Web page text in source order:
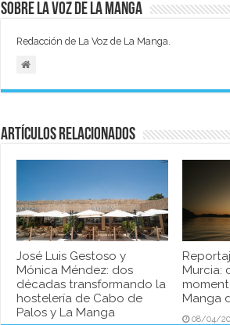
Sobre La Voz de La Manga
Redacción de La Voz de La Manga.
Artículos relacionados
José Luis Gestoso y
Mónica Méndez: dos
décadas transformando la
hostelería de Cabo de
Palos y La Manga
Murcia:
Manga
08/04/